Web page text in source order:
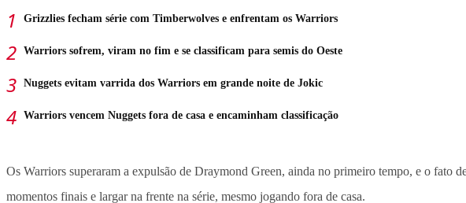
Grizzlies fecham série com Timberwolves e enfrentam os Warriors
Warriors sofrem, viram no fim e se classificam para semis do Oeste
Nuggets evitam varrida dos Warriors em grande noite de Jokic
Warriors vencem Nuggets fora de casa e encaminham classificação
Os Warriors superaram a expulsão de Draymond Green, ainda no primeiro tempo, e o fato
momentos finais e largar na frente na série, mesmo jogando fora de casa.